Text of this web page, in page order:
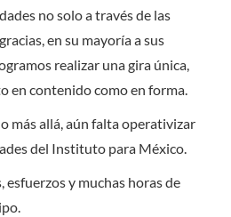
no solo a través de las
en su mayoría a sus
realizar una gira única,
en contenido como en forma.
más allá, aún falta operativizar
del Instituto para México.
esfuerzos y muchas horas de